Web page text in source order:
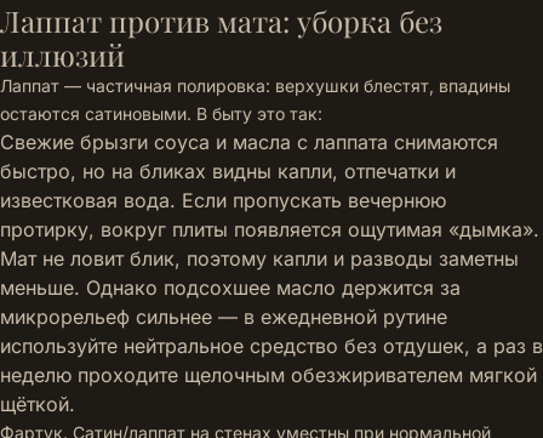
Лаппат против мата: уборка без
иллюзий
Лаппат — частичная полировка: верхушки блестят, впадины
остаются сатиновыми. В быту это так:
Свежие брызги соуса и масла с лаппата снимаются
быстро, но на бликах видны капли, отпечатки и
известковая вода. Если пропускать вечернюю
протирку, вокруг плиты появляется ощутимая «дымка».
Мат не ловит блик, поэтому капли и разводы заметны
меньше. Однако подсохшее масло держится за
микрорельеф сильнее — в ежедневной рутине
используйте нейтральное средство без отдушек, а раз в
неделю проходите щелочным обезжиривателем мягкой
щёткой.
Фартук. Сатин/лаппат на стенах уместны при нормальной